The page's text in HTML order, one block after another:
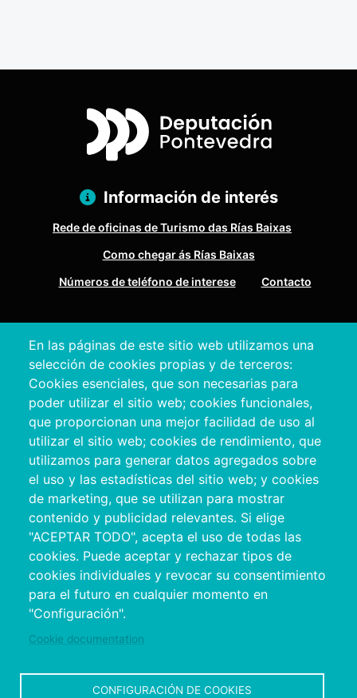
En las páginas de este sitio web utilizamos una
selección de cookies propias y de terceros:
Cookies esenciales, que son necesarias para
poder utilizar el sitio web; cookies funcionales,
que proporcionan una mejor facilidad de uso al
utilizar el sitio web; cookies de rendimiento, que
utilizamos para generar datos agregados sobre
el uso y las estadísticas del sitio web; y cookies
de marketing, que se utilizan para mostrar
contenido y publicidad relevantes. Si elige
"ACEPTAR TODO", acepta el uso de todas las
cookies. Puede aceptar y rechazar tipos de
cookies individuales y revocar su consentimiento
para el futuro en cualquier momento en
"Configuración".
Cookie documentation
CONFIGURACIÓN DE COOKIES
Información de interés
Rede de oficinas de Turismo das Rías Baixas
Como chegar ás Rías Baixas
Números de teléfono de interese
Contacto
Pontevedra
+34 986 804 100 | +34 986 804 124
Copyright © 2026. Deputación Provincial de
Pontevedra.Todos os dereitos reservados
Aviso
Accessibility